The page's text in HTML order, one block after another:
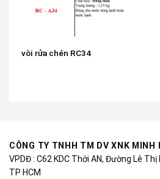
vòi rửa chén RC34
CÔNG TY TNHH TM DV XNK MINH
VPDĐ : C62 KDC Thới AN, Đường Lê Thị
TP HCM